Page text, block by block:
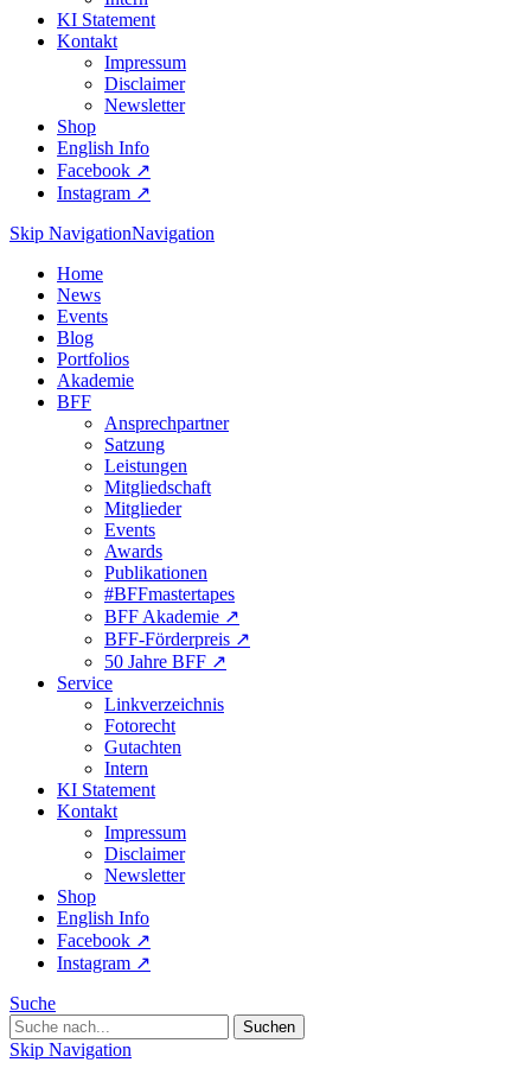
KI Statement
Kontakt
Impressum
Disclaimer
Newsletter
Shop
English Info
Facebook ↗︎
Instagram ↗︎
Skip NavigationNavigation
Home
News
Events
Blog
Portfolios
Akademie
BFF
Ansprechpartner
Satzung
Leistungen
Mitgliedschaft
Mitglieder
Events
Awards
Publikationen
#BFFmastertapes
BFF Akademie ↗︎
BFF-Förderpreis ↗︎
50 Jahre BFF ↗︎
Service
Linkverzeichnis
Fotorecht
Gutachten
Intern
KI Statement
Kontakt
Impressum
Disclaimer
Newsletter
Shop
English Info
Facebook ↗︎
Instagram ↗︎
Suche
Skip Navigation